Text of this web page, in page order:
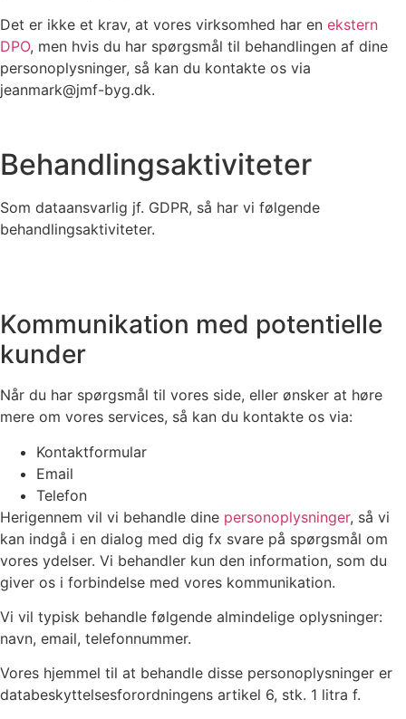
Det er ikke et krav, at vores virksomhed har en ekstern
DPO, men hvis du har spørgsmål til behandlingen af dine
personoplysninger, så kan du kontakte os via
jeanmark@jmf-byg.dk.
Behandlingsaktiviteter
Som dataansvarlig jf. GDPR, så har vi følgende
behandlingsaktiviteter.
Kommunikation med potentielle
kunder
Når du har spørgsmål til vores side, eller ønsker at høre
mere om vores services, så kan du kontakte os via:
Kontaktformular
Email
Telefon
Herigennem vil vi behandle dine personoplysninger, så vi
kan indgå i en dialog med dig fx svare på spørgsmål om
vores ydelser. Vi behandler kun den information, som du
giver os i forbindelse med vores kommunikation.
Vi vil typisk behandle følgende almindelige oplysninger:
navn, email, telefonnummer.
Vores hjemmel til at behandle disse personoplysninger er
databeskyttelsesforordningens artikel 6, stk. 1 litra f.